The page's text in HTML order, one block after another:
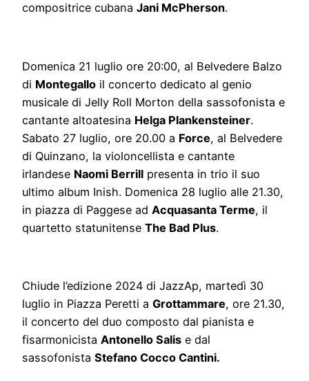
compositrice cubana Jani McPherson.
Domenica 21 luglio ore 20:00, al Belvedere Balzo
di Montegallo il concerto dedicato al genio
musicale di Jelly Roll Morton della sassofonista e
cantante altoatesina Helga Plankensteiner.
Sabato 27 luglio, ore 20.00 a Force, al Belvedere
di Quinzano, la violoncellista e cantante
irlandese Naomi Berrill presenta in trio il suo
ultimo album Inish. Domenica 28 luglio alle 21.30,
in piazza di Paggese ad Acquasanta Terme, il
quartetto statunitense The Bad Plus.
Chiude l’edizione 2024 di JazzAp, martedì 30
luglio in Piazza Peretti a Grottammare, ore 21.30,
il concerto del duo composto dal pianista e
fisarmonicista Antonello Salis e dal
sassofonista Stefano Cocco Cantini.